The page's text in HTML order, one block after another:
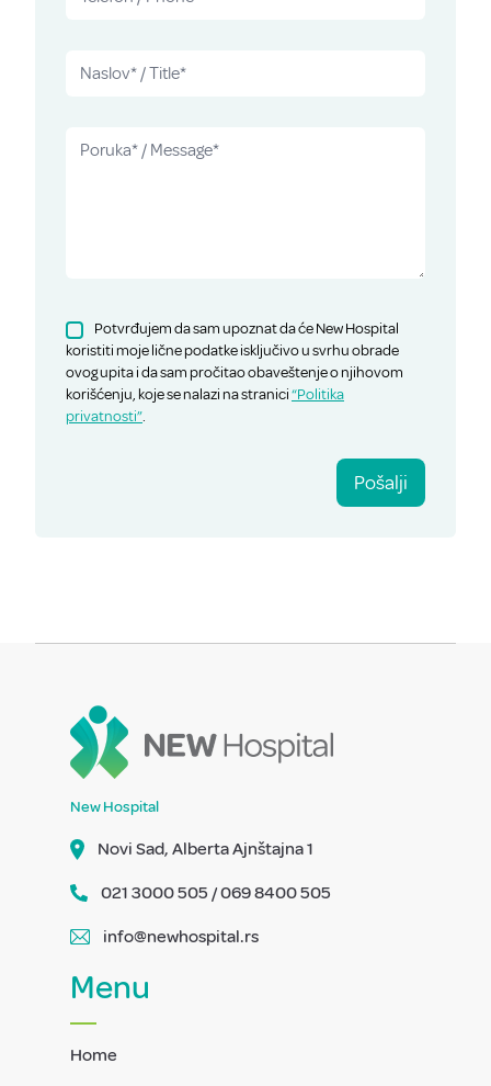
Potvrđujem da sam upoznat da će New Hospital
koristiti moje lične podatke isključivo u svrhu obrade
ovog upita i da sam pročitao obaveštenje o njihovom
korišćenju, koje se nalazi na stranici“Politika
privatnosti”.
Pošalji
New Hospital
Novi Sad, Alberta Ajnštajna 1
021 3000 505 / 069 8400 505
info@newhospital.rs
Menu
Home